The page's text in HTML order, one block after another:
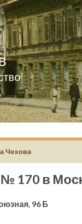
Чехова
170 в
96 Б